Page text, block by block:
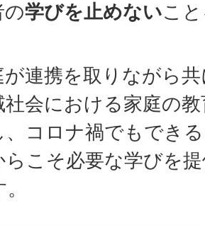
の学びを止めないこ
連携を取りながら
社会における家庭の
、コロナ禍でもでき
らこそ必要な学びを